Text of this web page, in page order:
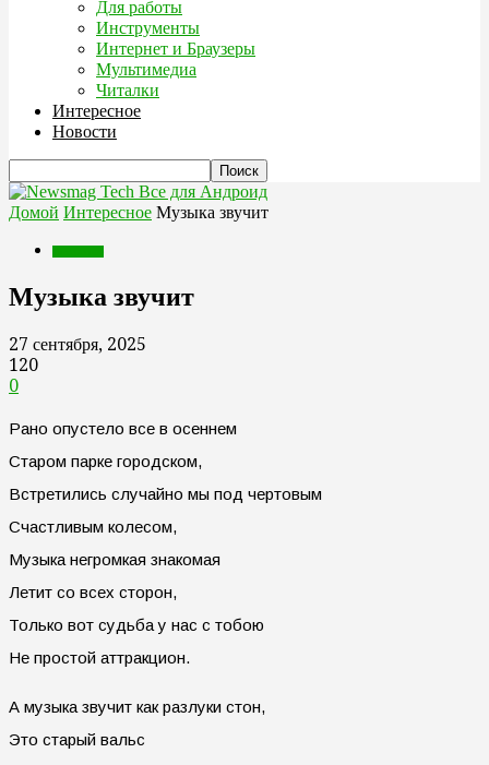
Для работы
Инструменты
Интернет и Браузеры
Мультимедиа
Читалки
Интересное
Новости
Все для Андроид
Домой Интересное Музыка звучит
Музыка звучит
27 сентября, 2025
120
0
Рано опустело все в осеннем
Старом парке городском,
Встретились случайно мы под чертовым
Счастливым колесом,
Музыка негромкая знакомая
Летит со всех сторон,
Только вот судьба у нас с тобою
Не простой аттракцион.
А музыка звучит как разлуки стон,
Это старый вальс